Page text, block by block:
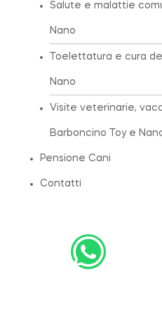
Salute e malattie
Nano
Toelettatura e cura
Nano
Visite veterinarie,
Barboncino Toy e
Pensione Cani
Contatti